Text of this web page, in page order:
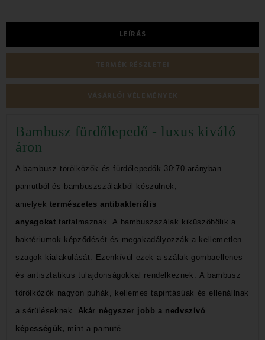
LEÍRÁS
TERMÉK RÉSZLETEI
VÁSÁRLÓI VÉLEMÉNYEK
Bambusz fürdőlepedő - luxus kiváló
áron
A bambusz törölközők ésfürdőlepedők 30:70 arányban
pamutból és bambuszszálakból készülnek,
amelyek természetes antibakteriális
anyagokat tartalmaznak. A bambuszszálak kiküszöbölik a
baktériumok képződését és megakadályozzák a kellemetlen
szagok kialakulását.
Ezenkívül ezek a szálak gombaellenes
és antisztatikus tulajdonságokkal rendelkeznek. A bambusz
törölközők nagyon puhák, kellemes tapintásúak és ellenállnak
a sérüléseknek. Akár négyszer jobb a nedvszívó
képességük, mint a pamuté.